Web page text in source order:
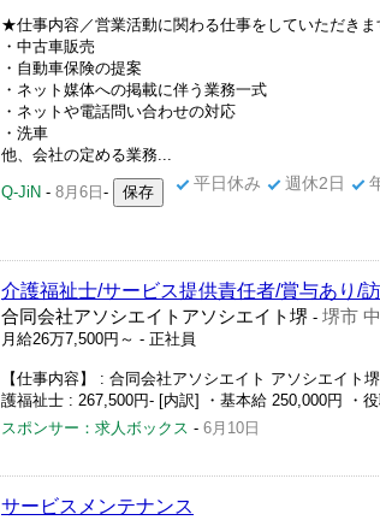
★仕事内容／営業活動に関わる仕事をしていただきま
・中古車販売
・自動車保険の提案
・ネット媒体への掲載に伴う業務一式
・ネットや電話問い合わせの対応
・洗車
他、会社の定める業務...
Q-JiN - 8月6日 - 平日休み 週休2日
介護福祉士/サービス提供責任者/賞与あり/
合同会社アソシエイトアソシエイト堺 - 堺市
月給26万7,500円～ - 正社員
【仕事内容】 : 合同会社アソシエイト アソシエイ
護福祉士 : 267,500円- [内訳] ・基本給 250,000円 ・
スポンサー：求人ボックス - 6月10日
サービスメンテナンス